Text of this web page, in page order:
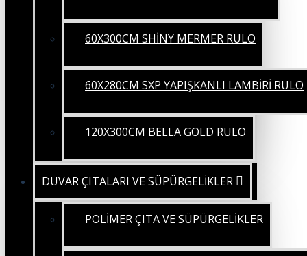
60X300CM SHİNY MERMER RULO
60X280CM SXP YAPIŞKANLI LAMBİRİ RULO
120X300CM BELLA GOLD RULO
DUVAR ÇITALARI VE SÜPÜRGELİKLER
POLİMER ÇITA VE SÜPÜRGELİKLER